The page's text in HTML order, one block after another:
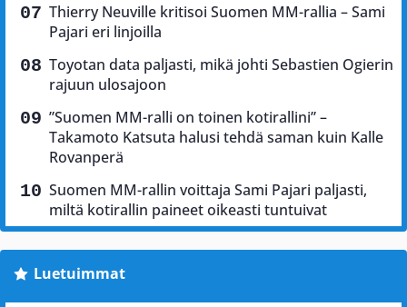
Thierry Neuville kritisoi Suomen MM-rallia – Sami
Pajari eri linjoilla
Toyotan data paljasti, mikä johti Sebastien Ogierin
rajuun ulosajoon
”Suomen MM-ralli on toinen kotirallini” –
Takamoto Katsuta halusi tehdä saman kuin Kalle
Rovanperä
Suomen MM-rallin voittaja Sami Pajari paljasti,
miltä kotirallin paineet oikeasti tuntuivat
Luetuimmat